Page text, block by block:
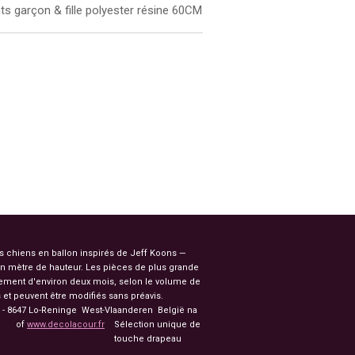
garçon & fille polyester résine 60CM
chiens en ballon inspirés de Jeff Koons —
mètre de hauteur. Les pièces de plus grande
d'environ deux mois, selon le volume de
peuvent être modifiés sans préavis.
- 8647 Lo-Reninge West-Vlaanderen België na
www.decolacour.fr Sélection unique de
touche drapeau